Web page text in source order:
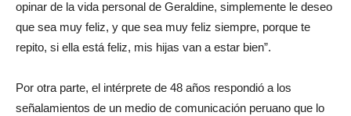
opinar de la vida personal de Geraldine, simplemente le deseo
que sea muy feliz, y que sea muy feliz siempre, porque te
repito, si ella está feliz, mis hijas van a estar bien”.
Por otra parte, el intérprete de 48 años respondió a los
señalamientos de un medio de comunicación peruano que lo